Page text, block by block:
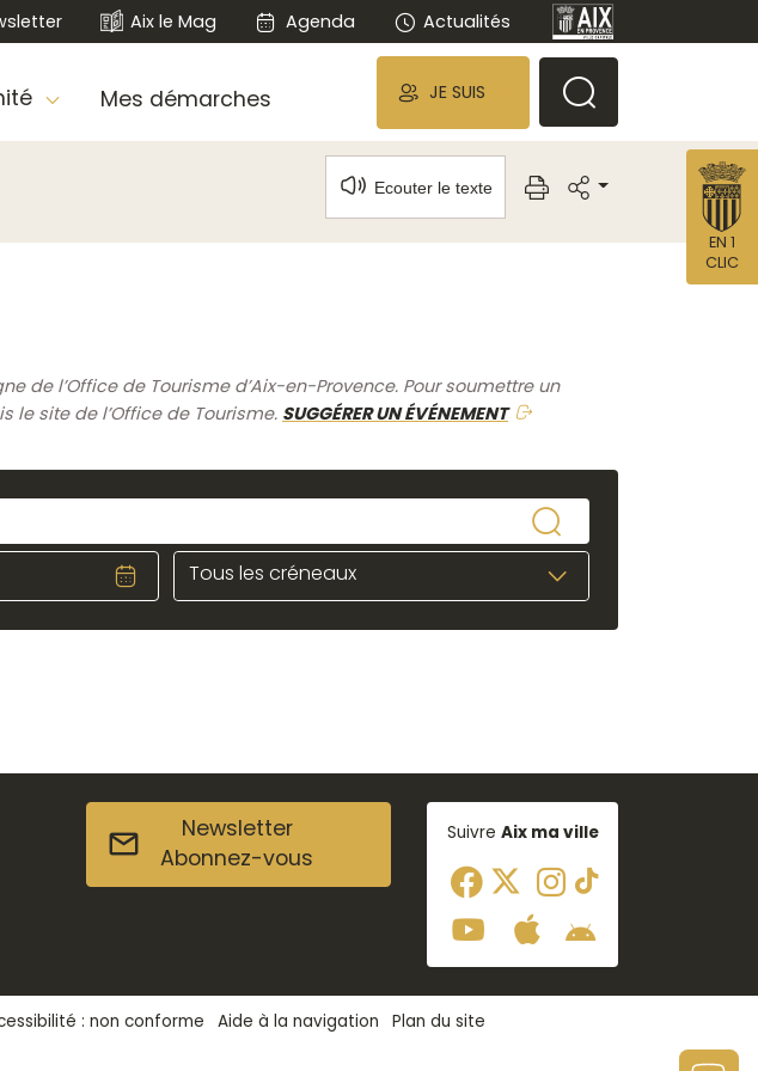
Aix le Mag Agenda Actualités
Mes démarches JE SUIS
Ecouter le texte
de l’Office de Tourisme d’Aix-en-Provence. Pour soumettre un
site de l’Office de Tourisme. SUGGÉRER UN ÉVÉNEMENT
Tous les créneaux
Newsletter
Abonnez-vous
Suivre Aix ma ville
: non conforme Aide à la navigation Plan du site
EN 1
CLIC